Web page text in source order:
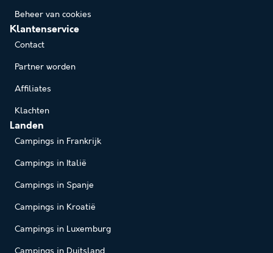
Beheer van cookies
Klantenservice
Contact
Partner worden
Affiliates
Klachten
Landen
Campings in Frankrijk
Campings in Italië
Campings in Spanje
Campings in Kroatië
Campings in Luxemburg